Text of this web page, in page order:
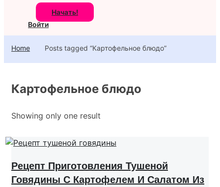
Начать!
Войти
Home Posts tagged “Картофельное блюдо”
Картофельное блюдо
Showing only one result
Рецепт Приготовления Тушеной
Говядины С Картофелем И Салатом Из